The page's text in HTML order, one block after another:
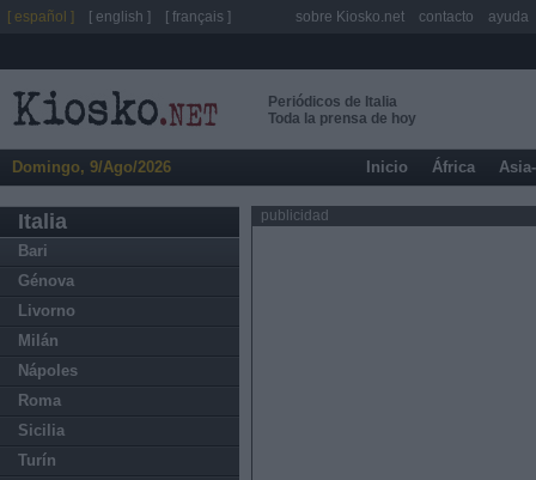
Periódicos de Italia
Toda la prensa de hoy
Domingo, 9/Ago/2026 Inicio África
Italia
Bari
Génova
Livorno
Milán
Nápoles
Roma
Sicilia
Turín
publicidad
[ español ] [ english ] [ français ] sobre Kiosko.net contacto ayuda